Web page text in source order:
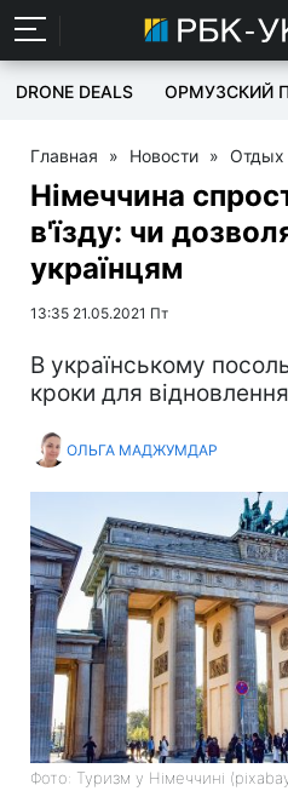
DRONE DEALS ОРМУЗСКИЙ
Главная » Новости » Отдых
Німеччина
в'їзду: чи
українцям
13:35 21.05.2021 Пт
В українському
кроки для
ОЛЬГА МАДЖУМДАР
Фото: Туризм у Німеччині